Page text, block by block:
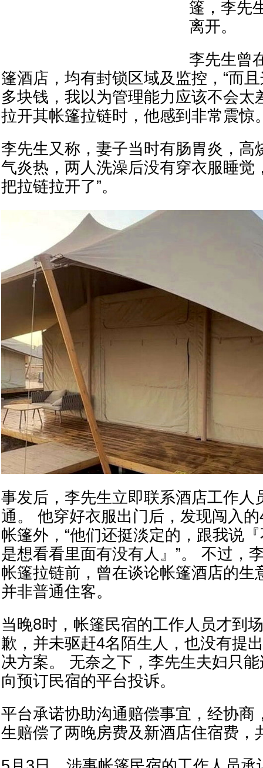
篷，李先
离开。
李先生曾
篷酒店，均有封锁区域及监控，“而
多块钱，我以为管理能力应该不会太
拉开其帐篷拉链时，他感到非常震惊
李先生又称，妻子当时有肠胃炎，高
气炎热，两人洗澡后没有穿衣服睡觉
把拉链拉开了”。
事发后，李先生立即联系酒店工作人
通。 他穿好衣服出门后，发现闯入
帐篷外，“他们还挺淡定的，跟我说
是想看看里面有没有人』”。 不过，
帐篷拉链前，曾在谈论帐篷酒店的生
并非普通住客。
当晚8时，帐篷民宿的工作人员才到
歉，并未驱赶4名陌生人，也没有提
决方案。 无奈之下，李先生夫妇只
向预订民宿的平台投诉。
平台承诺协助沟通赔偿事宜，经协商
生赔偿了两晚房费及新酒店住宿费，